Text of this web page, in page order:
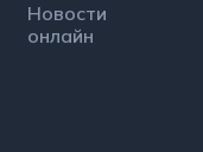
Новости
онлайн